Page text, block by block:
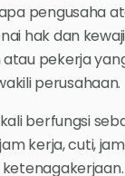
pengusaha
hak dan
pekerja
perusahaan.
berfungsi
kerja, cuti,